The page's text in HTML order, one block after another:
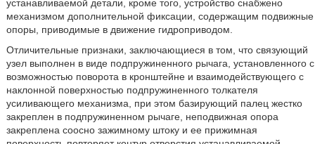
устанавливаемой детали, кроме того, устройство снабжено
механизмом дополнительной фиксации, содержащим подвижные
опоры, приводимые в движение гидроприводом.
Отличительные признаки, заключающиеся в том, что связующий
узел выполнен в виде подпружиненного рычага, установленного с
возможностью поворота в кронштейне и взаимодействующего с
наклонной поверхностью подпружиненного толкателя
усиливающего механизма, при этом базирующий палец жестко
закреплен в подпружиненном рычаге, неподвижная опора
закреплена соосно зажимному штоку и ее прижимная